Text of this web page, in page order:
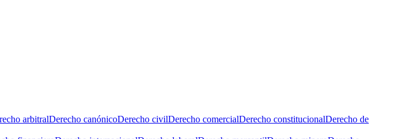
arbitralDerecho canónicoDerecho civilDerecho comercialDerecho constitucionalDerecho de